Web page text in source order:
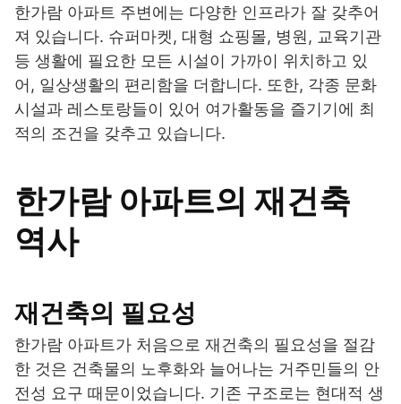
한가람 아파트 주변에는 다양한 인프라가 잘 갖추어
져 있습니다. 슈퍼마켓, 대형 쇼핑몰, 병원, 교육기관
등 생활에 필요한 모든 시설이 가까이 위치하고 있
어, 일상생활의 편리함을 더합니다. 또한, 각종 문화
시설과 레스토랑들이 있어 여가활동을 즐기기에 최
적의 조건을 갖추고 있습니다.
한가람 아파트의 재건축
역사
재건축의 필요성
한가람 아파트가 처음으로 재건축의 필요성을 절감
한 것은 건축물의 노후화와 늘어나는 거주민들의 안
전성 요구 때문이었습니다. 기존 구조로는 현대적 생